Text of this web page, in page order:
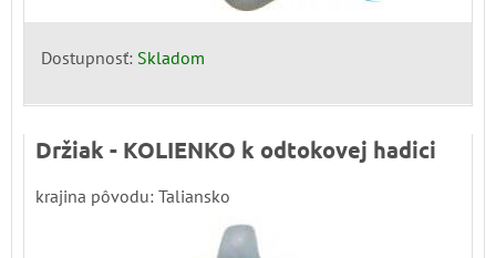
Dostupnosť: Skladom
Držiak - KOLIENKO k odtokovej hadici
krajina pôvodu: Taliansko